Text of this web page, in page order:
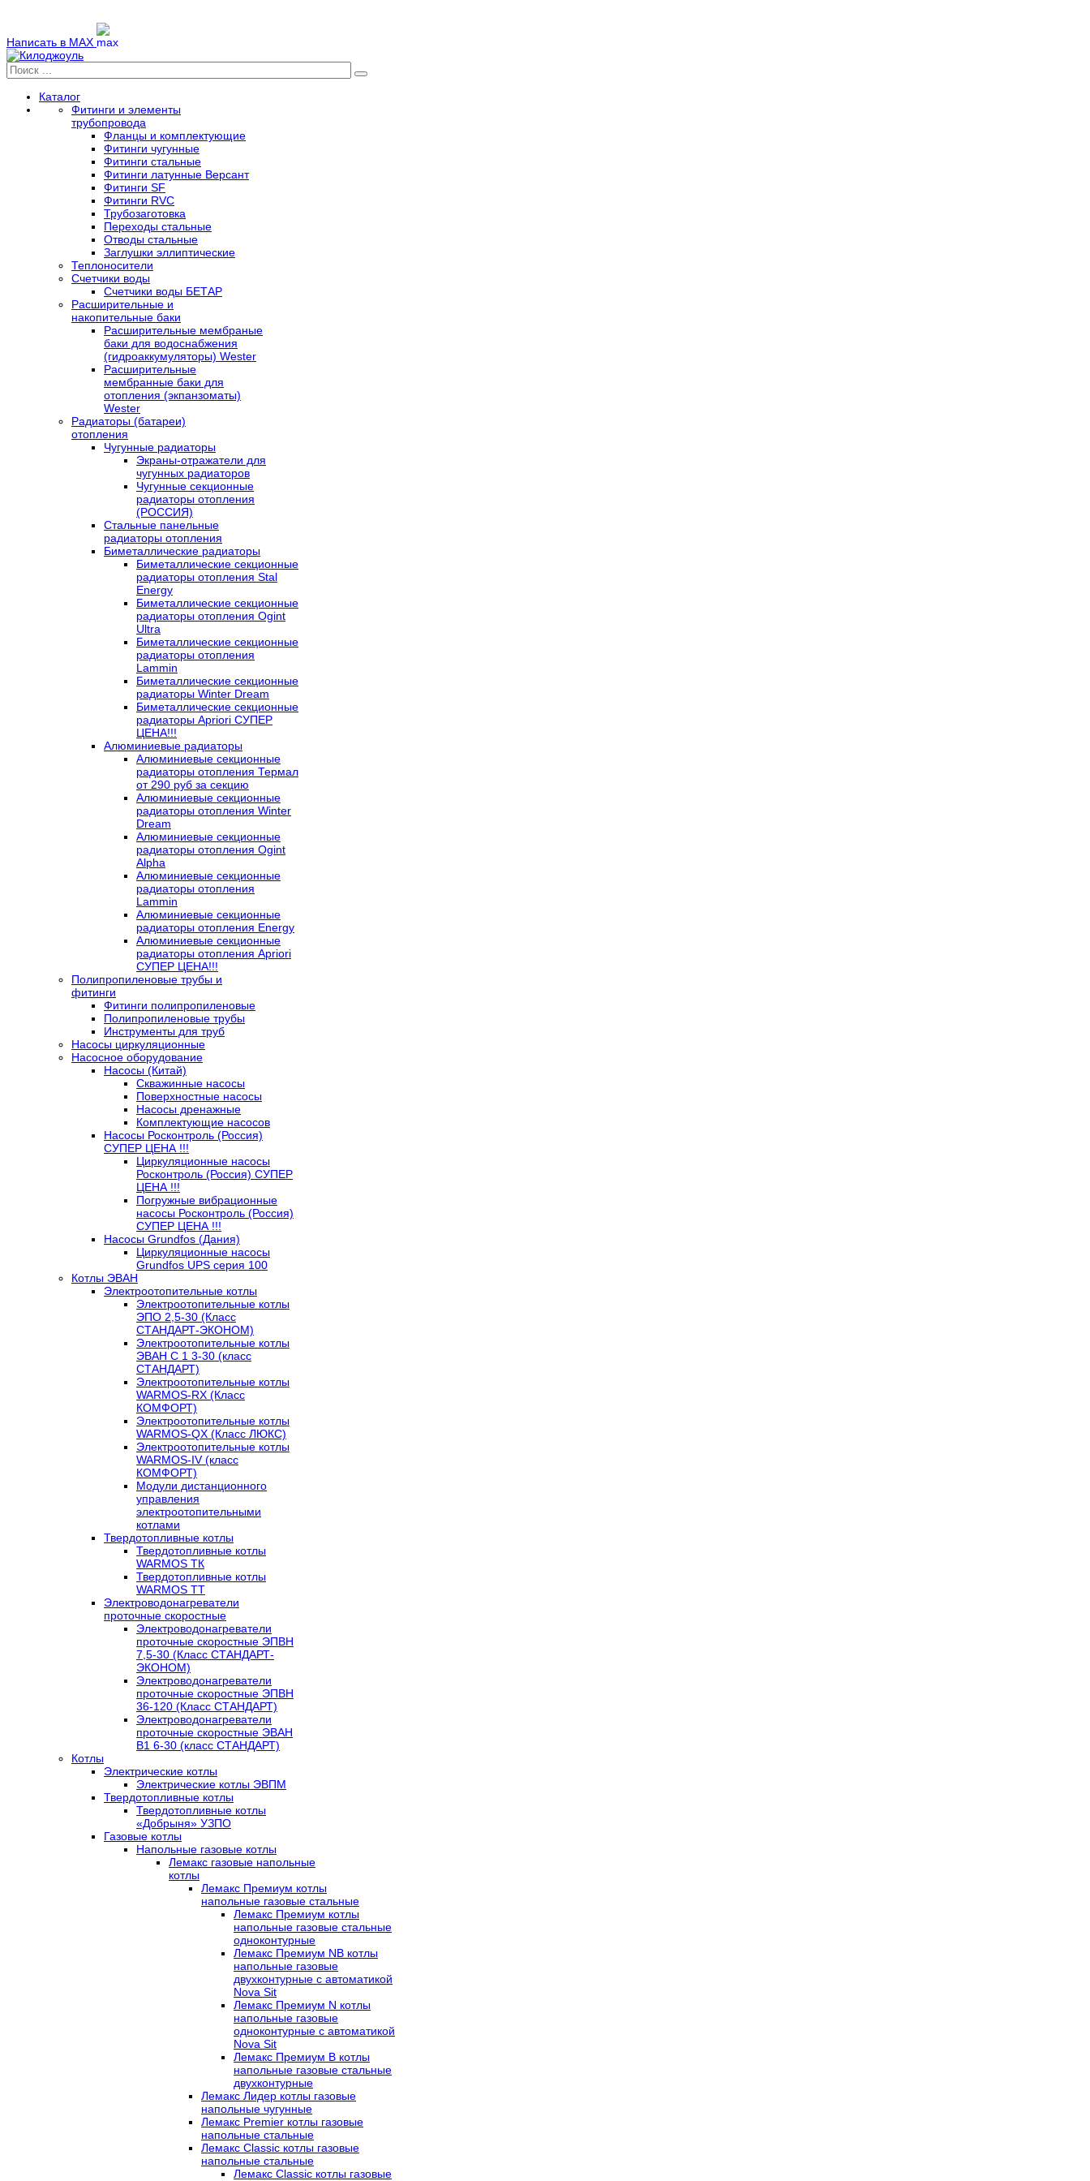
Написать в MAX
Каталог
Фитинги и элементы
трубопровода
Фланцы и комплектующие
Фитинги чугунные
Фитинги стальные
Фитинги латунные Версант
Фитинги SF
Фитинги RVC
Трубозаготовка
Переходы стальные
Отводы стальные
Заглушки эллиптические
Теплоносители
Счетчики воды
Счетчики воды БЕТАР
Расширительные и
накопительные баки
Расширительные мембраные
баки для водоснабжения
(гидроаккумуляторы) Wester
Расширительные
мембранные баки для
отопления (экпанзоматы)
Wester
Радиаторы (батареи)
отопления
Чугунные радиаторы
Экраны-отражатели для
чугунных радиаторов
Чугунные секционные
радиаторы отопления
(РОССИЯ)
Стальные панельные
радиаторы отопления
Биметаллические радиаторы
Биметаллические секционные
радиаторы отопления Stal
Energy
Биметаллические секционные
радиаторы отопления Ogint
Ultra
Биметаллические секционные
радиаторы отопления
Lammin
Биметаллические секционные
радиаторы Winter Dream
Биметаллические секционные
радиаторы Apriori СУПЕР
ЦЕНА!!!
Алюминиевые радиаторы
Алюминиевые секционные
радиаторы отопления Термал
от 290 руб за секцию
Алюминиевые секционные
радиаторы отопления Winter
Dream
Алюминиевые секционные
радиаторы отопления Ogint
Alpha
Алюминиевые секционные
радиаторы отопления
Lammin
Алюминиевые секционные
радиаторы отопления Energy
Алюминиевые секционные
радиаторы отопления Apriori
СУПЕР ЦЕНА!!!
Полипропиленовые трубы и
фитинги
Фитинги полипропиленовые
Полипропиленовые трубы
Инструменты для труб
Насосы циркуляционные
Насосное оборудование
Насосы (Китай)
Скважинные насосы
Поверхностные насосы
Насосы дренажные
Комплектующие насосов
Насосы Росконтроль (Россия)
СУПЕР ЦЕНА !!!
Циркуляционные насосы
Росконтроль (Россия) СУПЕР
ЦЕНА !!!
Погружные вибрационные
насосы Росконтроль (Россия)
СУПЕР ЦЕНА !!!
Насосы Grundfos (Дания)
Циркуляционные насосы
Grundfos UPS серия 100
Котлы ЭВАН
Электроотопительные котлы
Электроотопительные котлы
ЭПО 2,5-30 (Класс
СТАНДАРТ-ЭКОНОМ)
Электроотопительные котлы
ЭВАН С 1 3-30 (класс
СТАНДАРТ)
Электроотопительные котлы
WARMOS-RX (Класс
КОМФОРТ)
Электроотопительные котлы
WARMOS-QX (Класс ЛЮКС)
Электроотопительные котлы
WARMOS-IV (класс
КОМФОРТ)
Модули дистанционного
управления
электроотопительными
котлами
Твердотопливные котлы
Твердотопливные котлы
WARMOS TК
Твердотопливные котлы
WARMOS TT
Электроводонагреватели
проточные скоростные
Электроводонагреватели
проточные скоростные ЭПВН
7,5-30 (Класс СТАНДАРТ-
ЭКОНОМ)
Электроводонагреватели
проточные скоростные ЭПВН
36-120 (Класс СТАНДАРТ)
Электроводонагреватели
проточные скоростные ЭВАН
В1 6-30 (класс СТАНДАРТ)
Котлы
Электрические котлы
Электрические котлы ЭВПМ
Твердотопливные котлы
Твердотопливные котлы
«Добрыня» УЗПО
Газовые котлы
Напольные газовые котлы
Лемакс газовые напольные
котлы
Лемакс Премиум котлы
напольные газовые стальные
Лемакс Премиум котлы
напольные газовые стальные
одноконтурные
Лемакс Премиум NB котлы
напольные газовые
двухконтурные c автоматикой
Nova Sit
Лемакс Премиум N котлы
напольные газовые
одноконтурные c автоматикой
Nova Sit
Лемакс Премиум B котлы
напольные газовые стальные
двухконтурные
Лемакс Лидер котлы газовые
напольные чугунные
Лемакс Premier котлы газовые
напольные стальные
Лемакс Classic котлы газовые
напольные стальные
Лемакс Classic котлы газовые